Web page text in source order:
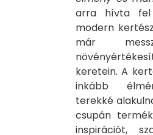
arra hívta
modern
már
keretein. A
inkább
terekké
csupán
inspirációt,